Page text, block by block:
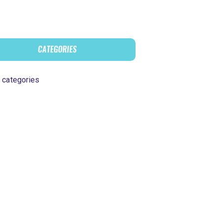
CATEGORIES
categories